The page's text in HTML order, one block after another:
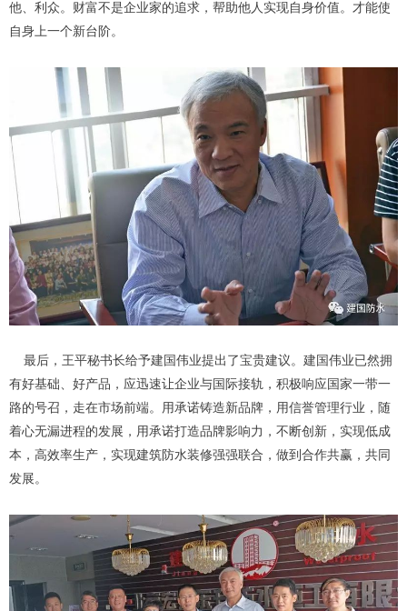
他、利众。财富不是企业家的追求，帮助他人实现自身价值。才能使
自身上一个新台阶。
最后，王平秘书长给予建国伟业提出了宝贵建议。建国伟业已然拥
有好基础、好产品，应迅速让企业与国际接轨，积极响应国家一带一
路的号召，走在市场前端。用承诺铸造新品牌，用信誉管理行业，随
着心无漏进程的发展，用承诺打造品牌影响力，不断创新，实现低成
本，高效率生产，实现建筑防水装修强强联合，做到合作共赢，共同
发展。